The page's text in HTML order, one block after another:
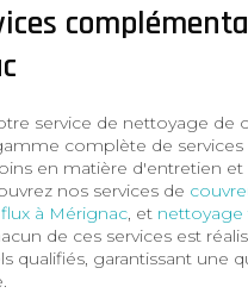
service de nettoyage de
complète de
en matière d'entretien
nos services de
à Mérignac, et nettoyage
de ces services est
qualifiés, garantissant une